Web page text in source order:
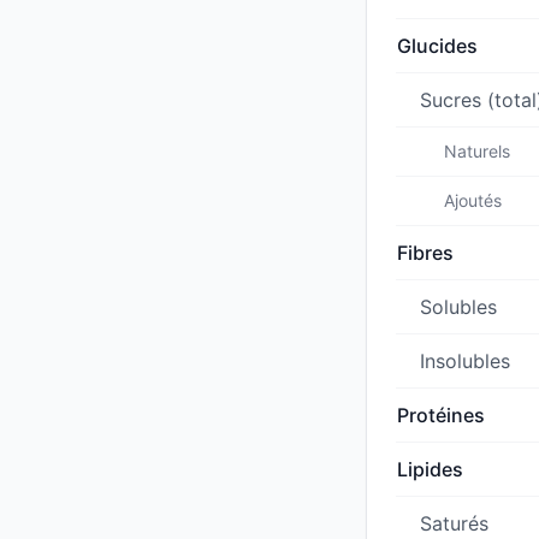
Glucides
Sucres
Naturels
Ajoutés
Fibres
Solubles
Insolubles
Protéines
Lipides
Saturés